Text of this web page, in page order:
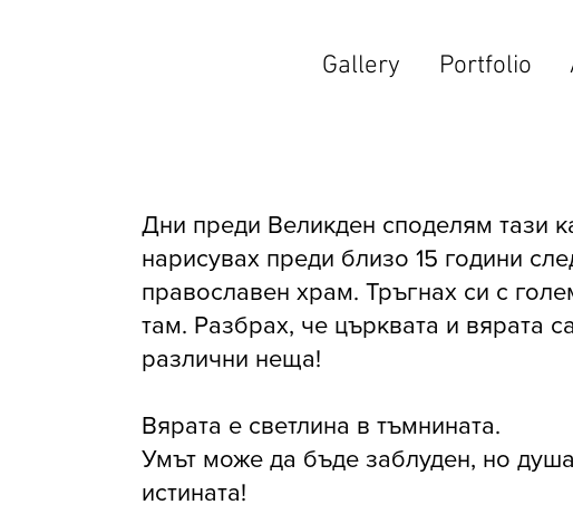
Gallery Portfolio
Дни преди Великден споделям тази
нарисувах преди близо 15 години
православен храм. Тръгнах си с
там. Разбрах, че църквата и вярата
различни неща!
Вярата е светлина в тъмнината.
Умът може да бъде заблуден, но
истината!